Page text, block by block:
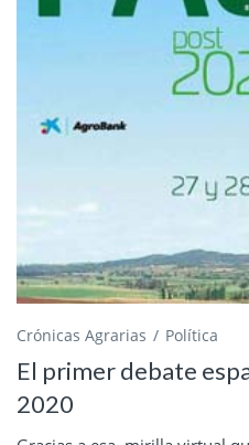
Crónicas Agrarias Política
El primer debate
2020